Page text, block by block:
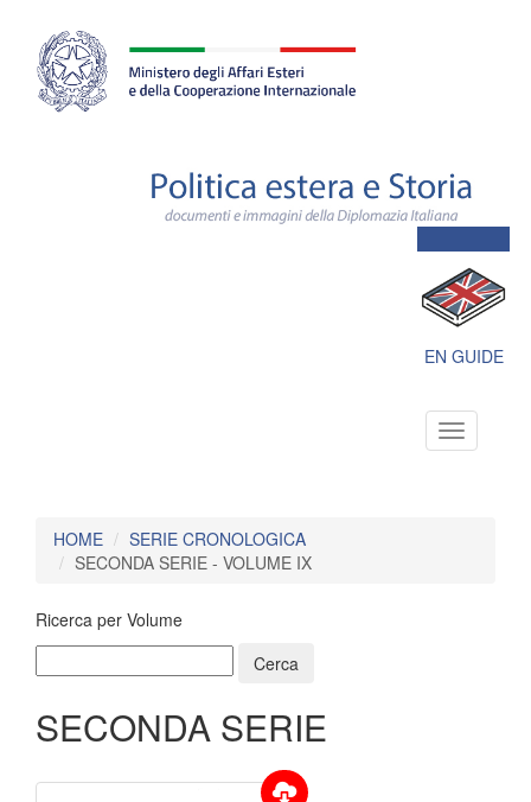
e
EN GUIDE
Toggle
navigation
HOME
SERIE CRONOLOGICA
SECONDA SERIE - VOLUME IX
Ricerca per Volume
SECONDA SERIE